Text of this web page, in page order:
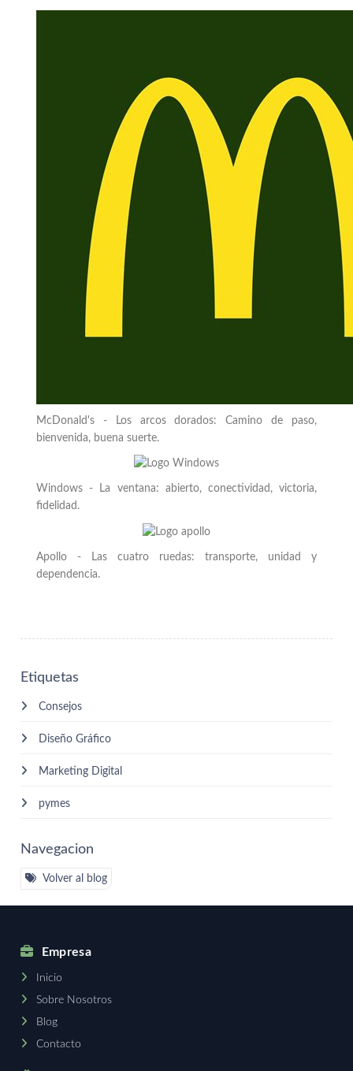
McDonald's - Los arcos dorados: Camino de paso,
bienvenida, buena suerte.
Windows - La ventana: abierto, conectividad, victoria,
fidelidad.
Apollo - Las cuatro ruedas: transporte, unidad y
dependencia.
Etiquetas
Consejos
Diseño Gráfico
Marketing Digital
pymes
Navegacion
Volver al blog
Empresa
Inicio
Sobre Nosotros
Blog
Contacto